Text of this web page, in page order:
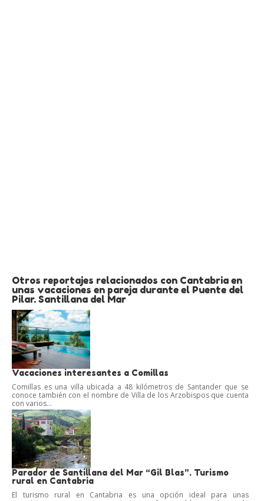
Otros reportajes relacionados con Cantabria en
unas vacaciones en pareja durante el Puente del
Pilar. Santillana del Mar
Vacaciones interesantes a Comillas
Comillas es una villa ubicada a 48 kilómetros de Santander que se
conoce también con el nombre de Villa de los Arzobispos que cuenta
con varios...
Parador de Santillana del Mar “Gil Blas”. Turismo
rural en Cantabria
El turismo rural en Cantabria es una opción ideal para unas